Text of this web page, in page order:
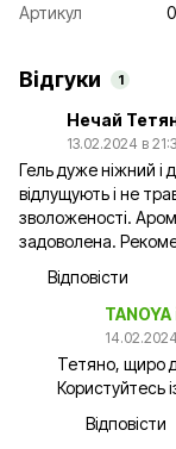
Артикул
Відгуки 1
Нечай
13.02.2024 в
Гель дуже ніжний і
відлущують і не
зволоженості.
задоволена.
Відповісти
Тетяно, щиро
Користуйтесь
Відповісти